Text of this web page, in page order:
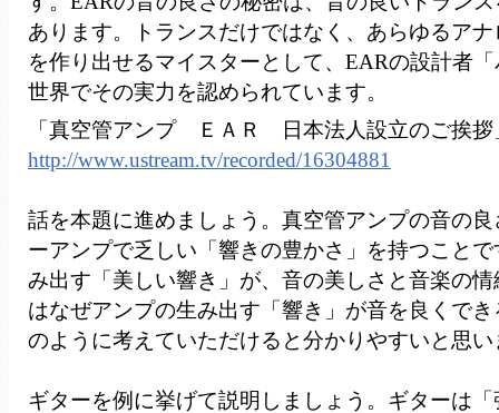
あります。トランスだけではなく、あらゆるア
を作り出せるマイスターとして、EARの設計者
世界でその実力を認められています。
「真空管アンプ ＥＡＲ 日本法人設立のご挨拶
http://www.ustream.tv/recorded/16304881
話を本題に進めましょう。真空管アンプの音の
ーアンプで乏しい「響きの豊かさ」を持つこと
み出す「美しい響き」が、音の美しさと音楽の
はなぜアンプの生み出す「響き」が音を良くで
のように考えていただけると分かりやすいと思い
ギターを例に挙げて説明しましょう。ギターは